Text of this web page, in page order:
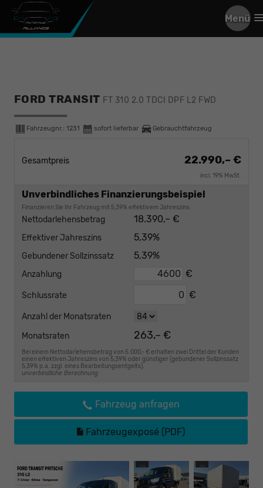
Menü
FORD TRANSIT FT 310 2.0 TDCI DPF L2 FWD
Fahrzeugnr.: 1231 sofort lieferbar Gebrauchtfahrzeug
Gesamtpreis 22.990,– €
incl. 19% MwSt.
Unverbindliches Finanzierungsbeispiel
Finanzieren Sie Ihr Fahrzeug mit 5,39% effektivem Jahreszins
Nettodarlehensbetrag 18.390,– €
Effektiver Jahreszins 5,39%
Gebundener Sollzinssatz 5,39%
Anzahlung €
Schlussrate €
Anzahl der Monatsraten
Monatsraten
263,– €
Bei einem Nettodarlehensbetrag von 5.000,- € erhalten zwei Drittel der Kunden
einen effektiven Jahreszins von 5,39% oder günstiger (gebundener Sollzinssatz
5,39% p.a. zzgl. eines Bearbeitungsentgelts).
unverbindliche Berechnung
Fahrzeug anfragen
Fahrzeugexposé (PDF)